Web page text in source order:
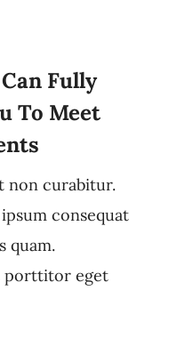
Fully
To Meet
non curabitur.
consequat
quam.
porttitor eget